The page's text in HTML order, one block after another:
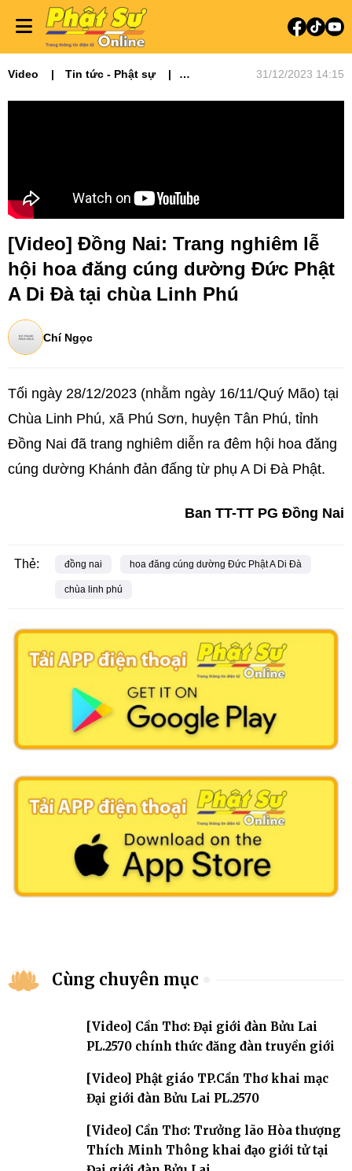
Video
Tin tức - Phật sự
31/12/2023 14:15
[Video] Đồng Nai: Trang nghiêm lễ
hội hoa đăng cúng dường Đức Phật
A Di Đà tại chùa Linh Phú
Chí Ngọc
Tối ngày 28/12/2023 (nhằm ngày 16/11/Quý Mão) tại
Chùa Linh Phú, xã Phú Sơn, huyện Tân Phú, tỉnh
Đồng Nai đã trang nghiêm diễn ra đêm hội hoa đăng
cúng dường Khánh đản đấng từ phụ A Di Đà Phật.
Ban TT-TT PG Đồng Nai
Thẻ: đồng nai hoa đăng cúng dường Đức Phật A Di Đà
chùa linh phú
Cùng chuyên mục
[Video] Cần Thơ: Đại giới đàn Bửu Lai
PL.2570 chính thức đăng đàn truyền giới
[Video] Phật giáo TP.Cần Thơ khai mạc
Đại giới đàn Bửu Lai PL.2570
[Video] Cần Thơ: Trưởng lão Hòa thượng
Thích Minh Thông khai đạo giới tử tại